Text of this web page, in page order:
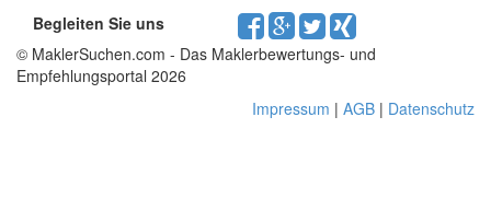
Begleiten Sie uns
© MaklerSuchen.com - Das Maklerbewertungs- und
Empfehlungsportal 2026
Impressum | AGB | Datenschutz